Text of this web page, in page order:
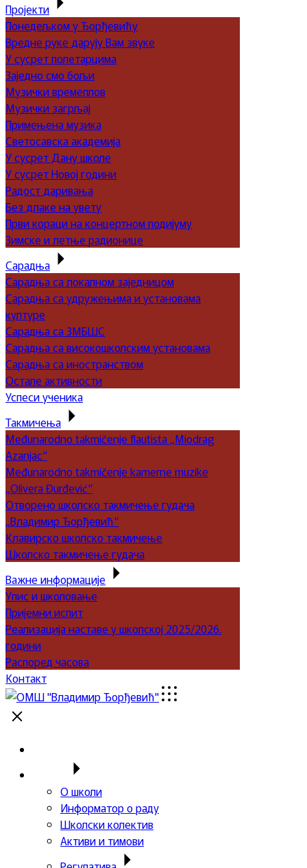
Пројекти
Понедељком у Ђорђевићу
Вредне руке дарују Вам звуке
У сусрет полетарцима
Заједно смо бољи
Музички времеплов
Музички загрљај
Примењена музика
Светосавска академија
У сусрет Дану школе
У сусрет Новој години
Радост даривања
Без длаке на увету
Први кораци на концертном подијуму
Зимске и летње радионице
Сарадња
Сарадња са локалном заједницом
Сарадња са удружењима и установама
културе
Сарадња са ЗМБШС
Сарадња са високошколским установама
Сарадња са иностранством
Остале активности
Успеси ученика
Такмичења
Međunarodno takmičenje flautista „Miodrag
Azanjac“
Međunarodno takmičenje kamerne muzike
„Olivera Đurđević“
Отворено школско такмичење гудача
„Владимир Ђорђевић“
Клавирско школско такмичење
Школско такмичење гудача
Важне информације
Упис и школовање
Пријемни испит
Реализација наставе у школској 2025/2026.
години
Распоред часова
Контакт
О школи
Информатор о раду
Школски колектив
Активи и тимови